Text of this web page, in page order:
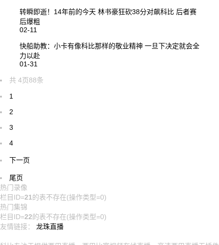
转瞬即逝！14年前的今天 林书豪狂砍38分对飙科比 后者赛
后爆粗
02-11
快船助教：小卡有像科比那样的敬业精神 一旦下决定就会全
力以赴
01-31
共 4页88条
1
2
3
4
下一页
尾页
热门录像
栏目ID=21的表不存在(操作类型=0)
热门集锦
栏目ID=22的表不存在(操作类型=0)
友情链接： 龙珠直播